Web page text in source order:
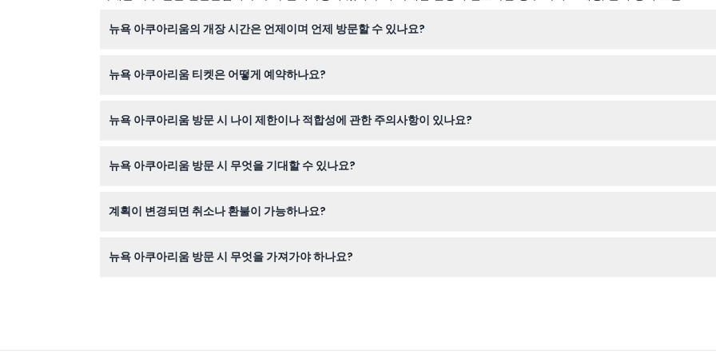
뉴욕 아쿠아리움의 개장 시간은 언제이며 언제 방문할 수 있나요?
머무를 수 있습니다(변동 가능 — 예약 시 확인해 주시기 바랍니다).
뉴욕 아쿠아리움 티켓은 어떻게 예약하나요?
뉴욕 아쿠아리움 방문 시 나이 제한이나 적합성에 관한 주의사항이 있나요?
않을 수 있습니다.
뉴욕 아쿠아리움 방문 시 무엇을 기대할 수 있나요?
인 기회를 제공합니다.
계획이 변경되면 취소나 환불이 가능하나요?
뉴욕 아쿠아리움 방문 시 무엇을 가져가야 하나요?